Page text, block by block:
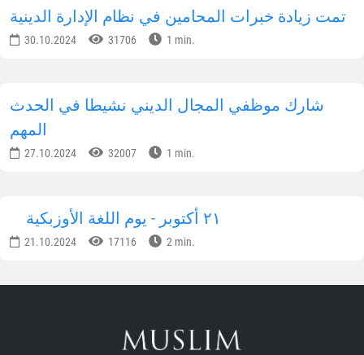
تمت زيادة خبرات المحامين في نظام الإدارة الدينية
30.10.2024 31706 1 min.
شارك موظفي المجال الديني نشيطا في الحدث
المهم
27.10.2024 32007 1 min.
٢١ أكتوبر - يوم اللغة الأوزبكية
21.10.2024 17116 2 min.